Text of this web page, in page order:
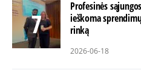
Profesinės
ieškoma
rinką
2026-06-18